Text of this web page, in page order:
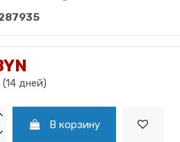
дней)
В корзину